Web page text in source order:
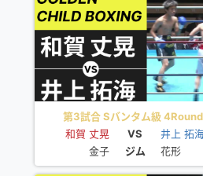
第3試合 Sバンタム級
和賀 丈晃
VS
井上 拓
金子
ジム 花形